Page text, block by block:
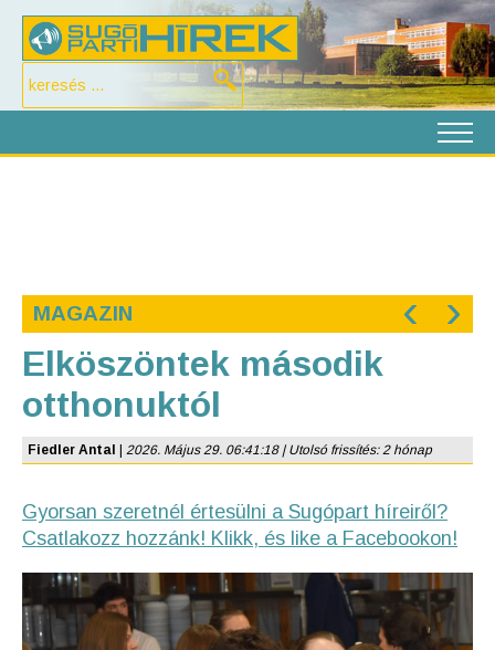
MAGAZIN ‹ ›
Elköszöntek második
otthonuktól
Fiedler Antal 2026. Május 29. 06:41:18 | Utolsó frissítés: 2 hónap
Gyorsan szeretnél értesülni a Sugópart híreiről?
Csatlakozz hozzánk! Klikk, és like a Facebookon!